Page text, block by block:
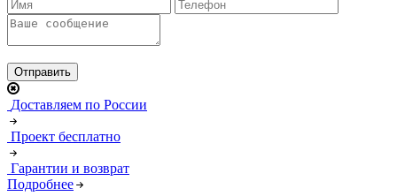
Доставляем по России
Проект бесплатно
Гарантии и возврат
Подробнее